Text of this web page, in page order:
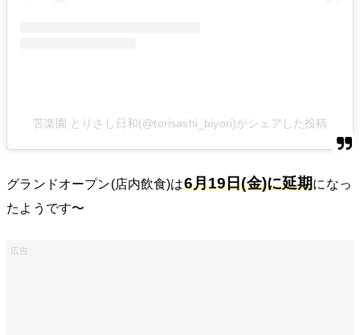
苦楽園 とりさし日和(@torisashi_biyori)がシェアした投稿
グランドオープン(店内飲食)は6月19日(金)に延期になっ
たようです〜